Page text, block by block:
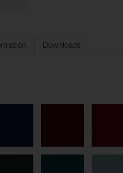
Downloads